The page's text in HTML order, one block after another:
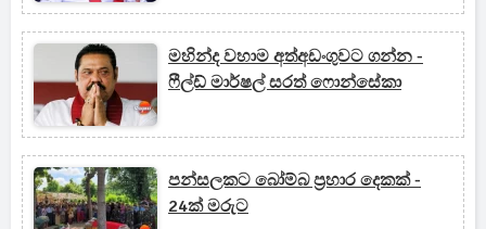
මහින්ද වහාම අත්අඩංගුවට ගන්න -
ෆීල්ඩ් මාර්ෂල් සරත් ෆොන්සේකා
පන්සලකට බෝම්බ ප්‍රහාර දෙකක් -
24ක් මරුට